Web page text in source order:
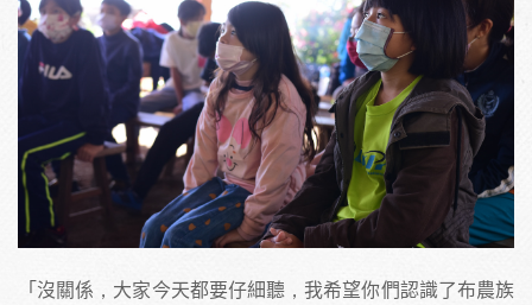
「沒關係，大家今天都要仔細聽，我希望你們認識了布農族